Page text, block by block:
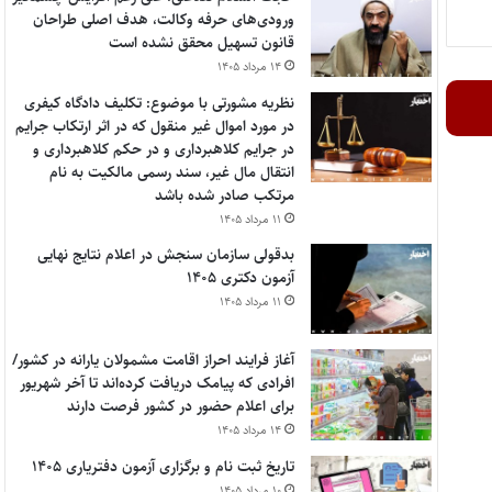
ورودی‌های حرفه وکالت، هدف اصلی طراحان
قانون تسهیل محقق نشده است
۱۴ مرداد ۱۴۰۵
نظریه مشورتی با موضوع: تکلیف دادگاه کیفری
در مورد اموال غیر منقول که در اثر ارتکاب جرایم
در جرایم کلاهبرداری و در حکم کلاهبرداری و
انتقال مال غیر، سند رسمی مالکیت به نام
مرتکب صادر شده باشد
۱۱ مرداد ۱۴۰۵
بدقولی سازمان سنجش در اعلام نتایج نهایی
آزمون دکتری ۱۴۰۵
۱۱ مرداد ۱۴۰۵
آغاز فرایند احراز اقامت مشمولان یارانه در کشور/
افرادی که پیامک دریافت کرده‌اند تا آخر شهریور
برای اعلام حضور در کشور فرصت دارند
۱۴ مرداد ۱۴۰۵
تاریخ ثبت نام و برگزاری آزمون دفتریاری ۱۴۰۵